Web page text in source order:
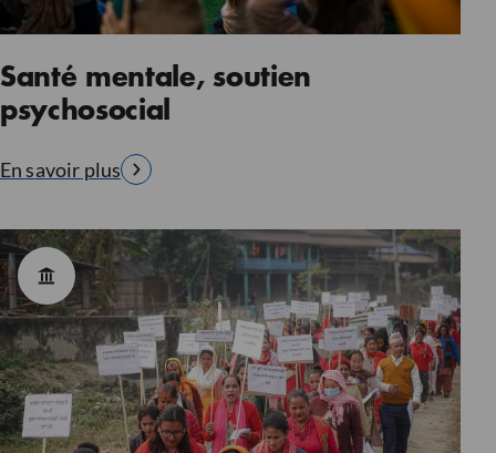
Santé mentale, soutien
psychosocial
En savoir plus